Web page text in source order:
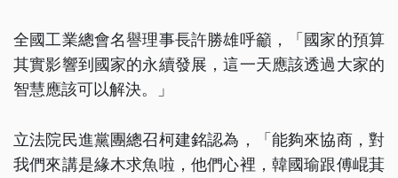
全國工業總會名譽理事長許勝雄呼籲，「國家的預算
其實影響到國家的永續發展，這一天應該透過大家的
智慧應該可以解決。」
立法院民進黨團總召柯建銘認為，「能夠來協商，對
我們來講是緣木求魚啦，他們心裡，韓國瑜跟傅崐萁